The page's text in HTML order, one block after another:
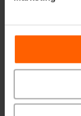
Biglietti
10%
Da45,00 €